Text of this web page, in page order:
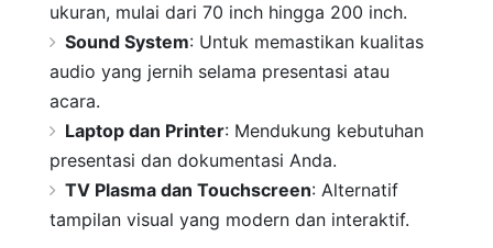
ukuran, mulai dari 70 inch hingga 200 inch.
Sound System: Untuk memastikan kualitas
audio yang jernih selama presentasi atau
acara.
Laptop dan Printer: Mendukung kebutuhan
presentasi dan dokumentasi Anda.
TV Plasma dan Touchscreen: Alternatif
tampilan visual yang modern dan interaktif.